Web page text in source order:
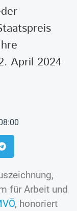
April 2024
für Arbeit und
, honoriert